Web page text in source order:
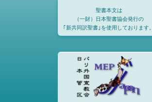
聖書本文は
（一財）日本聖書協会発行の
｢新共同訳聖書｣を使用しております。